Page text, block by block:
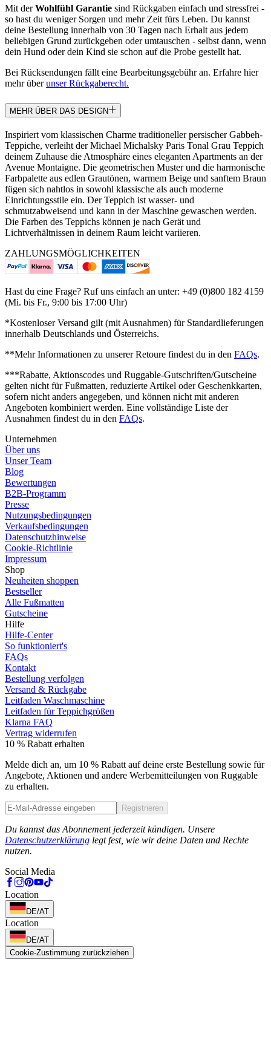
Mit derWohlfühl Garantie sind Rückgaben einfach und stressfrei -
so hast du weniger Sorgen und mehr Zeit fürs Leben. Du kannst
deine Bestellung innerhalb von 30 Tagen nach Erhalt aus jedem
beliebigen Grund zurückgeben oder umtauschen - selbst dann, wenn
dein Hund oder dein Kind sie schon auf die Probe gestellt hat.
Bei Rücksendungen fällt eine Bearbeitungsgebühr an. Erfahre hier
mehr überunser Rückgaberecht.
MEHR ÜBER DAS DESIGN
Inspiriert vom klassischen Charme traditioneller persischer Gabbeh-
Teppiche, verleiht der Michael Michalsky Paris Tonal Grau Teppich
deinem Zuhause die Atmosphäre eines eleganten Apartments an der
Avenue Montaigne. Die geometrischen Muster und die harmonische
Farbpalette aus edlen Grautönen, warmem Beige und sanftem Braun
fügen sich nahtlos in sowohl klassische als auch moderne
Einrichtungsstile ein. Der Teppich ist wasser- und
schmutzabweisend und kann in der Maschine gewaschen werden.
Die Farben des Teppichs können je nach Gerät und
Lichtverhältnissen in deinem Raum leicht variieren.
ZAHLUNGSMÖGLICHKEITEN
Hast du eine Frage? Ruf uns einfach an unter: +49 (0)800 182 4159
(Mi. bis Fr., 9:00 bis 17:00 Uhr)
*Kostenloser Versand gilt (mit Ausnahmen) für Standardlieferungen
innerhalb Deutschlands und Österreichs.
**Mehr Informationen zu unserer Retoure findest du in den FAQs.
***Rabatte, Aktionscodes und Ruggable-Gutschriften/Gutscheine
gelten nicht für Fußmatten, reduzierte Artikel oder Geschenkkarten,
sofern nicht anders angegeben, und können nicht mit anderen
Angeboten kombiniert werden. Eine vollständige Liste der
Ausnahmen findest du in den FAQs.
Unternehmen
Über uns
Unser Team
Blog
Bewertungen
B2B-Programm
Presse
Nutzungsbedingungen
Verkaufsbedingungen
Datenschutzhinweise
Cookie-Richtlinie
Impressum
Shop
Neuheiten shoppen
Bestseller
Alle Fußmatten
Gutscheine
Hilfe
Hilfe-Center
So funktioniert's
FAQs
Kontakt
Bestellung verfolgen
Versand & Rückgabe
Leitfaden Waschmaschine
Leitfaden für Teppichgrößen
Klarna FAQ
Vertrag widerrufen
10 % Rabatt erhalten
Melde dich an, um 10 % Rabatt auf deine erste Bestellung sowie für
Angebote, Aktionen und andere Werbemitteilungen von Ruggable
zu erhalten.
Registrieren
Du kannst das Abonnement jederzeit kündigen. Unsere
Datenschutzerklärung legt fest, wie wir deine Daten und Rechte
nutzen.
Social Media
Location
DE/AT
Location
DE/AT
Cookie-Zustimmung zurückziehen